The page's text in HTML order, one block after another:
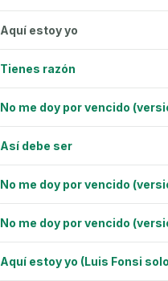
Aquí estoy yo
Tienes razón
No me doy por vencido
Así debe ser
No me doy por vencido
No me doy por vencido
Aquí estoy yo (Luis Fonsi